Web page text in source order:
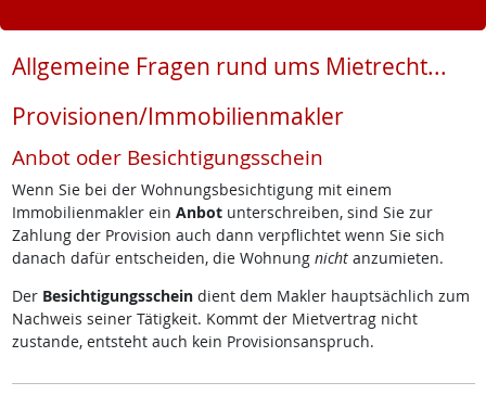
Allgemeine Fragen rund ums Mietrecht...
Provisionen/Immobilienmakler
Anbot oder Besichtigungsschein
Wenn Sie bei der Wohnungsbesichtigung mit einem
Immobilienmakler ein Anbot unterschreiben, sind Sie zur
Zahlung der Provision auch dann verpflichtet wenn Sie sich
danach dafür entscheiden, die Wohnung nichtanzumieten.
Der Besichtigungsscheindient dem Makler hauptsächlich zum
Nachweis seiner Tätigkeit. Kommt der Mietvertrag nicht
zustande, entsteht auch kein Provisionsanspruch.